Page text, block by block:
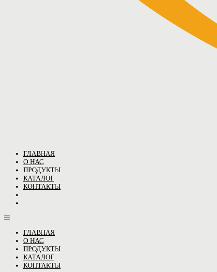
ГЛАВНАЯ
О НАС
ПРОДУКТЫ
КАТАЛОГ
КОНТАКТЫ
ГЛАВНАЯ
О НАС
ПРОДУКТЫ
КАТАЛОГ
КОНТАКТЫ